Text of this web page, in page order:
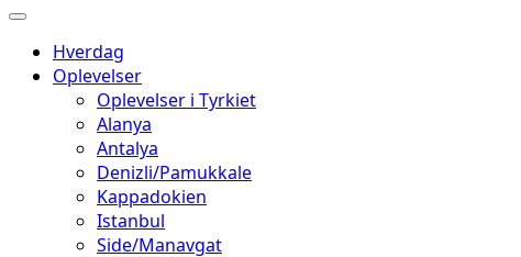
Hverdag
Oplevelser
Oplevelser i Tyrkiet
Alanya
Antalya
Denizli/Pamukkale
Kappadokien
Istanbul
Side/Manavgat